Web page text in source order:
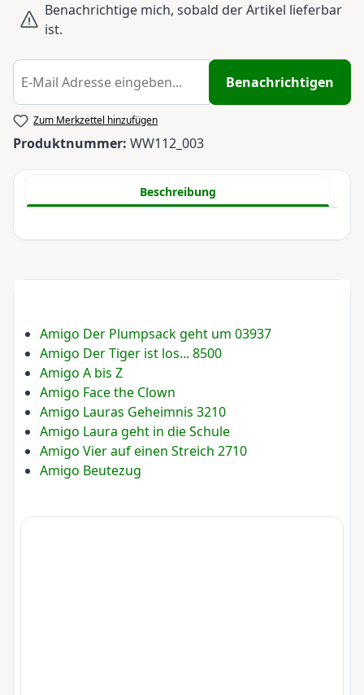
Benachrichtige mich, sobald der Artikel lieferbar
ist.
Benachrichtigen
Zum Merkzettel hinzufügen
Produktnummer: WW112_003
Beschreibung
Amigo Der Plumpsack geht um 03937
Amigo Der Tiger ist los... 8500
Amigo A bis Z
Amigo Face the Clown
Amigo Lauras Geheimnis 3210
Amigo Laura geht in die Schule
Amigo Vier auf einen Streich 2710
Amigo Beutezug